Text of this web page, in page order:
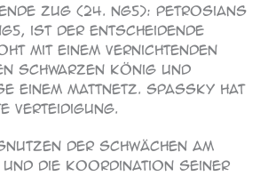
Zug (24. Ng5): Petrosians
ist der entscheidende
mit einem vernichtenden
schwarzen König und
einem Mattnetz. Spassky hat
Verteidigung.
der Schwächen am
die Koordination seiner